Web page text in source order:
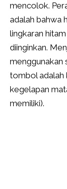
mencolok.
adalah bahwa
lingkaran
diinginkan.
menggunakan
tombol adalah
kegelapan
memiliki).